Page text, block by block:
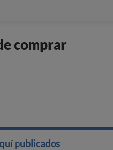
comprar
publicados